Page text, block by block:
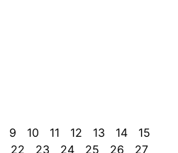
9 10 11 12 13 14
15
22 23 24 25 26
27